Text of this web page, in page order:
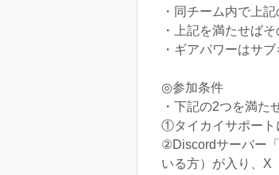
・同チーム内で上
・上記を満たせば
・ギアパワーはサ
◎参加条件
・下記の2つを満た
①タイカイサポート
②Discordサーバー
いる方）が入り、X